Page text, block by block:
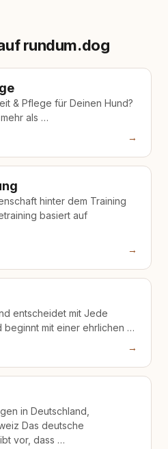
rundum.dog
& Pflege für Deinen Hund?
als …
→
hinter dem Training
basiert auf
→
entscheidet mit Jede
beginnt mit einer ehrlichen …
→
in Deutschland,
Das deutsche
vor, dass …